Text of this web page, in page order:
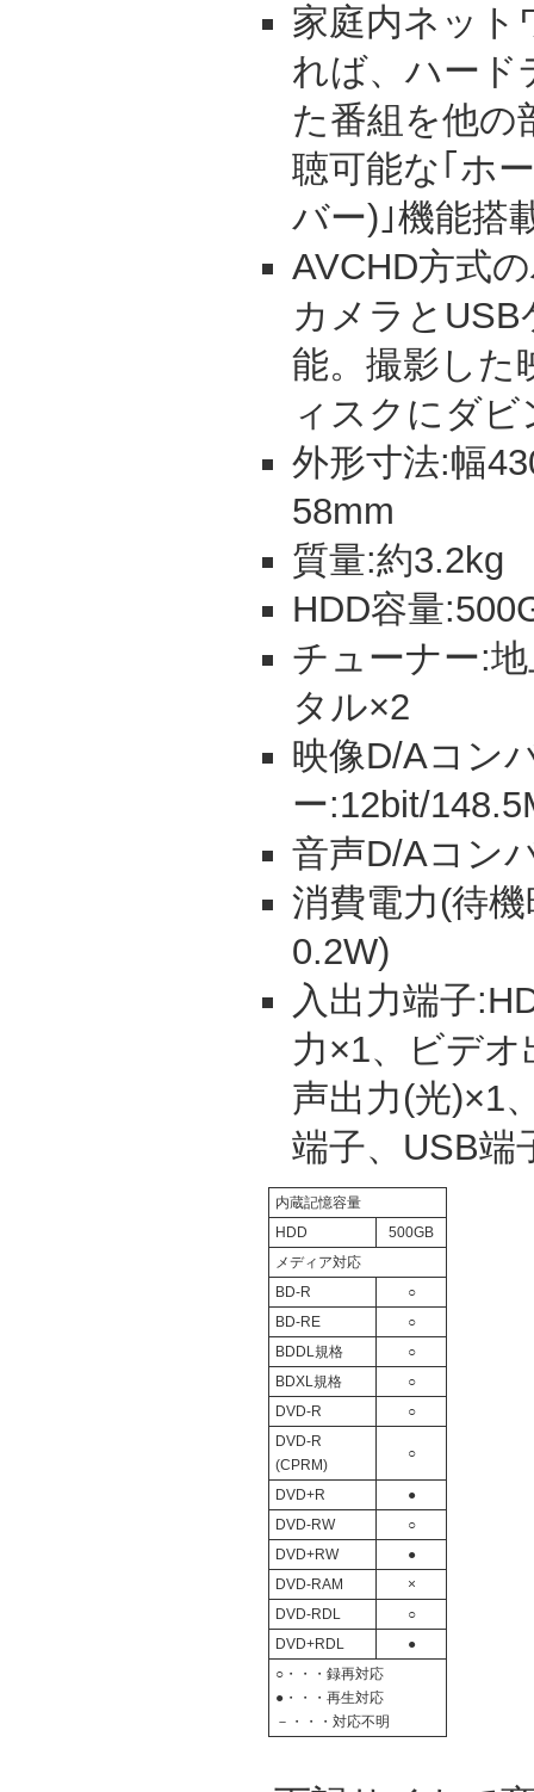
家庭内ネット
れば、ハード
た番組を他の
聴可能な｢ホ
バー)｣機能搭
AVCHD方式
カメラと
能。撮影した
ィスクにダ
外形寸法:幅
58mm
質量:約3.2kg
HDD容量
チューナー:
タル×2
映像D/Aコン
ー:12bit/
音声D/Aコン
消費電力(待
0.2W)
入出力端子
力×1、ビデ
声出力(光)×1
端子、USB端
内蔵記憶容量
HDD 500GB
メディア対応
BD-R ○
BD-RE ○
BDDL規格 ○
BDXL規格 ○
DVD-R ○
DVD-R
(CPRM)
○
DVD+R ●
DVD-RW ○
DVD+RW ●
DVD-RAM ×
DVD-RDL ○
DVD+RDL ●
○・・・録再対応
●・・・再生対応
－・・・対応不明